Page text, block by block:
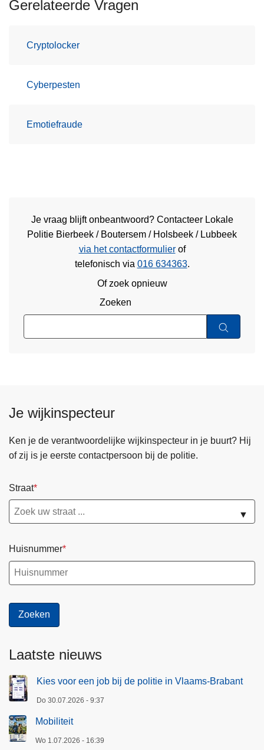
Gerelateerde Vragen
Cryptolocker
Cyberpesten
Emotiefraude
Je vraag blijft onbeantwoord? Contacteer Lokale
Politie Bierbeek / Boutersem / Holsbeek / Lubbeek
via het contactformulierof
telefonisch via 016 634363.
Of zoek opnieuw
Zoeken
Je wijkinspecteur
Ken je de verantwoordelijke wijkinspecteur in je buurt? Hij
of zij is je eerste contactpersoon bij de politie.
Straat
▼
Huisnummer
Laatste nieuws
Kies voor een job bij de politie in Vlaams-Brabant
Do 30.07.2026 - 9:37
Mobiliteit
Wo 1.07.2026 - 16:39